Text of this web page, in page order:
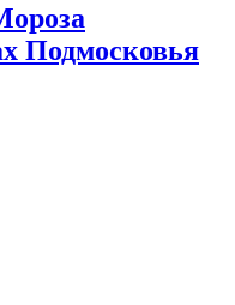
Подмосковья